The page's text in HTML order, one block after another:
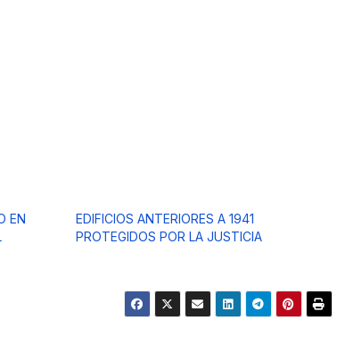
EN
EDIFICIOS ANTERIORES A 1941
PROTEGIDOS POR LA JUSTICIA